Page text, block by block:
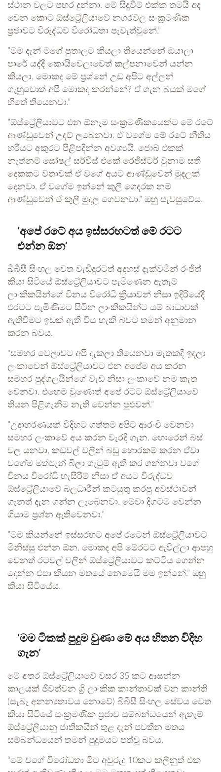
ස්ථාන වලට පහර දුන්නා. මේ සිදුවීම් එක්ක තමයි අද
වෙන කොට ඕස්ට්‍රේලියාවේ නගරවල සංක්‍රමණික
ප්‍රජාවට විරුද්ධව විරෝධතා පැවැත්වුනේ.”
”මම දැන් මගේ පුතාලට කියලා තියෙන්නේ ඔයාලා
පාරේ යද්දී කොයිවෙලාවෙත් කල්පනාවෙන් යන්න
කියලා. මොකද මේ ප්‍රශ්නේ උඩ අපිට අල්ලන්
ගැහුවොත් අපි මොකද කරන්නේ? ඒ ගැන බයක් මගේ
හිතේ තියෙනවා.”
”ඕස්ට්‍රේලියාවට එන ඕනෑම සංක්‍රමණිකයෙක්ට මේ රටේ
ආණ්ඩුවෙන් උදව් ලබෙනවා. ඒ වගේම මේ රටේ නීතිය
හරියට අකුරට පිළිපදින්න අවශ්‍යයි. ජොබ් එකක්
නැත්නම් සෝෂල් සර්විස් එකේ රෙජිස්ටර් වුනාම සති
දෙකකට වතාවක් ඒ වගේ අයට ආණ්ඩුවෙන් මුදලක්
දෙනවා. ඒ වගේම ඉන්නේ කුලී ගෙදරක නම්
ආණ්ඩුවෙන් ඒ කුලී මුදල ගෙවනවා.” ඔහු පැවසුවේය.
‘අපේ රටේ අය ඉස්සරහටත් මේ රටට
එන්න ඕන’
බීබීසී සිංහල වෙත වැඩිදුරටත් අදහස් දැක්වමින් රංජිත්
කියා සිටියේ ඕස්ට්‍රේලියාවට පැමිණෙන ඇතැම්
ලාංකිකයින්ගේ විනය විරෝධී ක්‍රියාවන් නිසා ඉදිරියේදී
එරටට පැමිණීමට සිටින ලාංකිකයින්ට යම් බාධාවක්
ඇතිවීමට ඉඩක් ඇති විය හැකි බවට තමන් අනුමාන
කරන බවය.
“සමහර වෙලාවට අපි දැකලා තියෙනවා මෑතකදී ඉදලා
ලංකාවෙන් ඕස්ට්‍රේලියාවට එන අපේම අය කරන
සමහර පුද්ගලයින්ගේ වැඩ නිසා ලංකාවේ නම කැත
වෙනවා. එහෙම වුණොත් අපේ රටට ඕස්ට්‍රේලියාවේ
තියන පිළිගැනීම නැති වෙන්න පුළුවන්.”
”උදාහරණයක් විදිහට ගත්තම අපිට ආරංචි වෙනවා
සමහර ලංකාවේ අය කරන වැරදි ගැන. හොරෙන් බස්
වල යනවා, කඩවල් වලින් බඩු හොරකම් කරන ඒවා
වගේම මත්පැන් බීලා ගැටුම් ඇති කර ගන්නවා වගේ
විනය විරෝධී හැසිරීම් නිසා ඒ අයට විරුද්ධව
ඕස්ට්‍රේලියාවේ බලධාරීන් කටයුතු කරපු අවස්ථාවන්
ගැනත් දැන ගන්න ලැබෙනවා. මේවා දිගටම වෙන්න
ගියාම ප්‍රශ්න ඇතිවෙනවා.”
”මම කියන්නේ ඉස්සරහට අපේ රටෙන් ඕස්ට්‍රේලියාවට
මිනිස්සු එන්න ඕන. මොකද අපි මේරටට ඇවිල්ලා ආපහු
වෙනත් රටවල් වලින් ඕස්ට්‍රේලියාවට කට්ටිය ගෙන්න
දෙන්න එපා කියන මතයේ නෙමෙයි මම ඉන්නේ.” ඔහු
කියා සිටියේය.
‘මම ටිකක් පුදුම වුණා මේ අය හිතන විදිහ
ගැන’
මේ අතර ඕස්ට්‍රේලියාවේ වසර 35 කට ආසන්න
කාලයක් ජීවත්වන ශ්‍රී ලාංකික කාන්තාවක් වන කාන්ති
(සැබෑ අනන්‍යතාවය නොවේ) බීබීසී සිංහල සේවය වෙත
කියා සිටියේ සංක්‍රමණික ප්‍රජාව සම්බන්ධයෙන් ඇතැම්
ඕස්ට්‍රේලියානු ජාතිකයින් තුළ දැන් පවතින මතය
සම්බන්ධයෙන් තමන් පුදුමයට පත්වූ බවය.
“මේ වගේ විරෝධතා මීට අවුරුදු 10කට කලිනුත් එක